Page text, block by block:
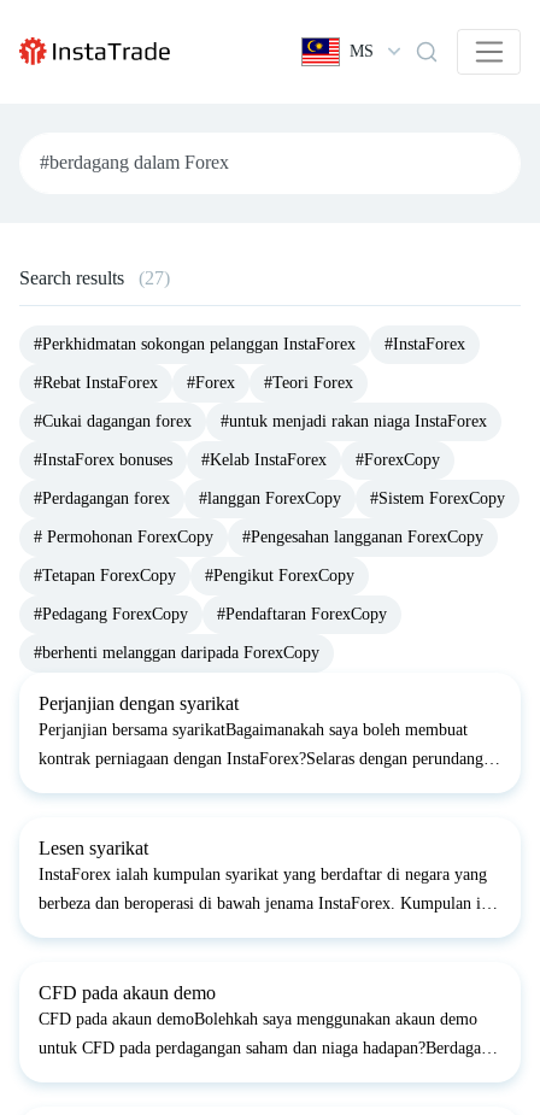
MS
Search results (27)
#Perkhidmatan sokongan pelanggan InstaForex #InstaForex
#Rebat InstaForex #Forex #Teori Forex
#Cukai dagangan forex #untuk menjadi rakan niaga InstaForex
#InstaForex bonuses #Kelab InstaForex #ForexCopy
#Perdagangan forex #langgan ForexCopy #Sistem ForexCopy
# Permohonan ForexCopy #Pengesahan langganan ForexCopy
#Tetapan ForexCopy #Pengikut ForexCopy
#Pedagang ForexCopy #Pendaftaran ForexCopy
#berhenti melanggan daripada ForexCopy
Perjanjian dengan syarikat
Perjanjian bersama syarikatBagaimanakah saya boleh membuat
kontrak perniagaan dengan InstaForex?Selaras dengan perundangan
Lesen syarikat
InstaForex ialah kumpulan syarikat yang berdaftar di negara yang
berbeza dan beroperasi di bawah jenama InstaForex. Kumpulan itu
CFD pada akaun demo
CFD pada akaun demoBolehkah saya menggunakan akaun demo
untuk CFD pada perdagangan saham dan niaga hadapan?Berdagang